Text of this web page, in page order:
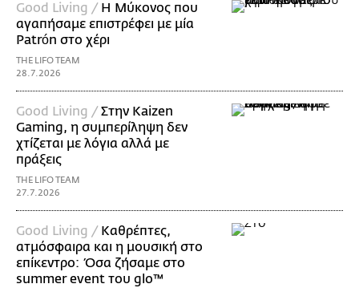
Good Living / Η Μύκονος που
αγαπήσαμε επιστρέφει με μία
Patrón στο χέρι
THE LIFO TEAM
28.7.2026
Good Living / Στην Kaizen
Gaming, η συμπερίληψη δεν
χτίζεται με λόγια αλλά με
πράξεις
THE LIFO TEAM
27.7.2026
Good Living / Καθρέπτες,
ατμόσφαιρα και η μουσική στο
επίκεντρο: Όσα ζήσαμε στο
summer event του glo™